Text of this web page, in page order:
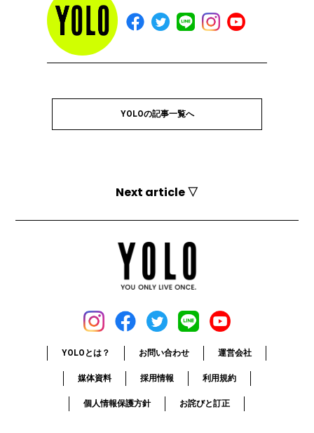
YOLOの記事一覧へ
Next article ▽
YOLOとは？ お問い合わせ 運営会社
媒体資料 採用情報 利用規約
個人情報保護方針 お詫びと訂正